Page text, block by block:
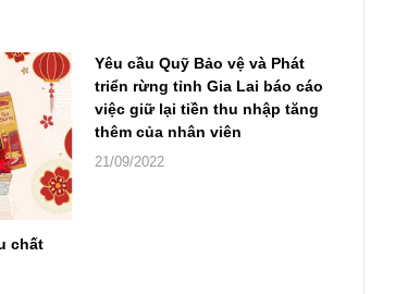
chất
Yêu cầu Quỹ Bảo vệ và Phát
triển rừng tỉnh Gia Lai báo cáo
việc giữ lại tiền thu nhập tăng
thêm của nhân viên
21/09/2022